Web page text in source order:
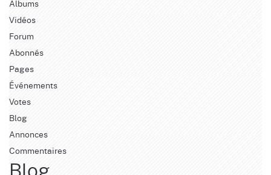
Albums
Vidéos
Forum
Abonnés
Pages
Événements
Votes
Blog
Annonces
Commentaires